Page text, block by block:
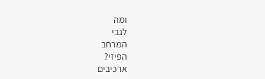
ומה
לגבי
המרחב
הפיזי?
ארכיבים